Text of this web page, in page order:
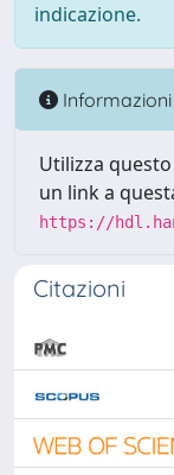
indicazione.
Informazioni
Utilizza
un link a
https://
Citazioni